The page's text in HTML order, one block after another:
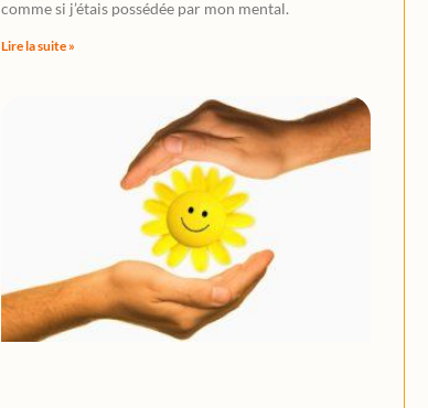
comme si j’étais possédée par mon mental.
Lire la suite »